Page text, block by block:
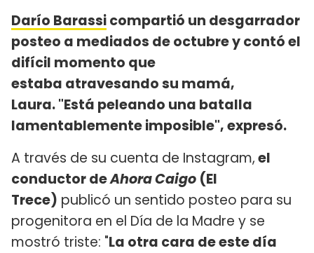
Darío Barassicompartió un desgarrador
posteo a mediados de octubre y contó el
difícil momento que
estaba atravesando su mamá,
Laura. "Está peleando una batalla
lamentablemente imposible", expresó.
A través de su cuenta de Instagram,el
conductor deAhora Caigo (El
Trece) publicó un sentido posteo para su
progenitora en el Día de la Madre y se
mostró triste: "La otra cara de este día